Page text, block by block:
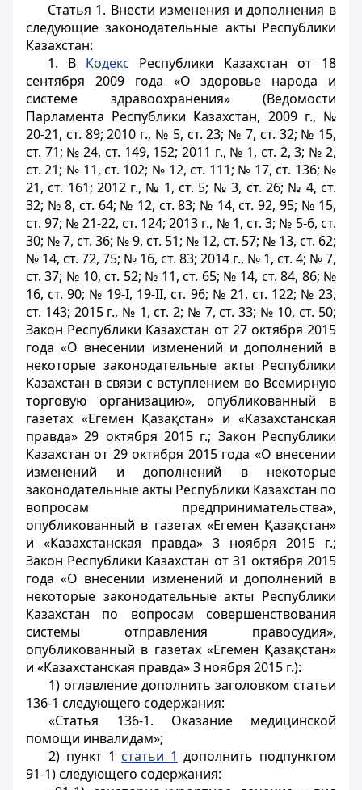
Статья 1. Внести изменения и дополнения в
следующие законодательные акты Республики
Казахстан:
1. В Кодекс Республики Казахстан от 18
сентября 2009 года «О здоровье народа и
системе здравоохранения» (Ведомости
Парламента Республики Казахстан, 2009 г., №
20-21, ст. 89; 2010 г., № 5, ст. 23; № 7, ст. 32; № 15,
ст. 71; № 24, ст. 149, 152; 2011 г., № 1, ст. 2, 3; № 2,
ст. 21; № 11, ст. 102; № 12, ст. 111; № 17, ст. 136; №
21, ст. 161; 2012 г., № 1, ст. 5; № 3, ст. 26; № 4, ст.
32; № 8, ст. 64; № 12, ст. 83; № 14, ст. 92, 95; № 15,
ст. 97; № 21-22, ст. 124; 2013 г., № 1, ст. 3; № 5-6, ст.
30; № 7, ст. 36; № 9, ст. 51; № 12, ст. 57; № 13, ст. 62;
№ 14, ст. 72, 75; № 16, ст. 83; 2014 г., № 1, ст. 4; № 7,
ст. 37; № 10, ст. 52; № 11, ст. 65; № 14, ст. 84, 86; №
16, ст. 90; № 19-I, 19-II, ст. 96; № 21, ст. 122; № 23,
ст. 143; 2015 г., № 1, ст. 2; № 7, ст. 33; № 10, ст. 50;
Закон Республики Казахстан от 27 октября 2015
года «О внесении изменений и дополнений в
некоторые законодательные акты Республики
Казахстан в связи с вступлением во Всемирную
торговую организацию», опубликованный в
газетах «Егемен Қазақстан» и «Казахстанская
правда» 29 октября 2015 г.; Закон Республики
Казахстан от 29 октября 2015 года «О внесении
изменений и дополнений в некоторые
законодательные акты Республики Казахстан по
вопросам предпринимательства»,
опубликованный в газетах «Егемен Қазақстан»
и «Казахстанская правда» 3 ноября 2015 г.;
Закон Республики Казахстан от 31 октября 2015
года «О внесении изменений и дополнений в
некоторые законодательные акты Республики
Казахстан по вопросам совершенствования
системы отправления правосудия»,
опубликованный в газетах «Егемен Қазақстан»
и «Казахстанская правда» 3 ноября 2015 г.):
1) оглавление дополнить заголовком статьи
136-1 следующего содержания:
«Статья 136-1. Оказание медицинской
помощи инвалидам»;
2) пункт 1 статьи 1 дополнить подпунктом
91-1) следующего содержания: